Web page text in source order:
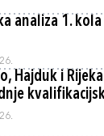
analiza 1.
Hajduk i